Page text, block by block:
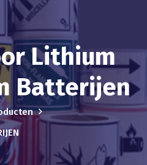
Lithium
Batterijen